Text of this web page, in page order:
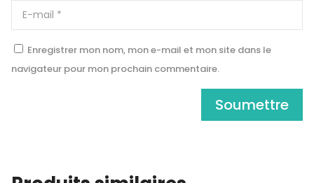
Enregistrer mon nom, mon e-mail et mon site dans le
navigateur pour mon prochain commentaire.